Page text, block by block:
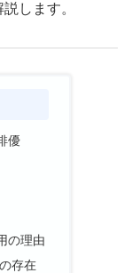
します。
優
の理由
存在